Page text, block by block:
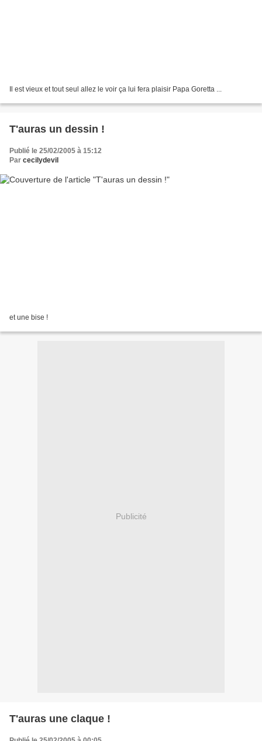
Il est vieux et tout seul allez le voir ça lui fera plaisir Papa Goretta ...
T'auras un dessin !
Publié le 25/02/2005 à 15:12
Par cecilydevil
et une bise !
Publicité
T'auras une claque !